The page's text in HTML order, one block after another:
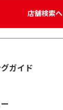
店舗検索へ
ガイド